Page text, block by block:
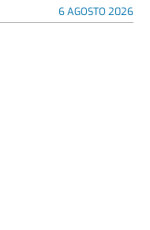
6 AGOSTO 2026